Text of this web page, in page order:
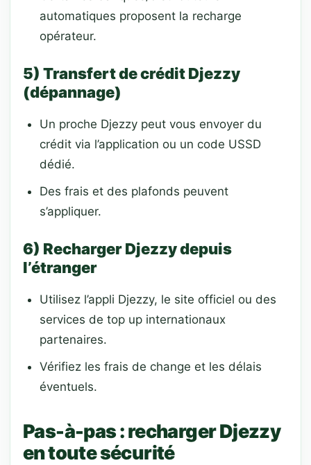
automatiques proposent la recharge
opérateur.
5) Transfert de crédit Djezzy
(dépannage)
Un proche Djezzy peut vous envoyer du
crédit via l’application ou un code USSD
dédié.
Des frais et des plafonds peuvent
s’appliquer.
6) Recharger Djezzy depuis
l’étranger
Utilisez l’appli Djezzy, le site officiel ou des
services de top up internationaux
partenaires.
Vérifiez les frais de change et les délais
éventuels.
Pas-à-pas : recharger Djezzy
en toute sécurité